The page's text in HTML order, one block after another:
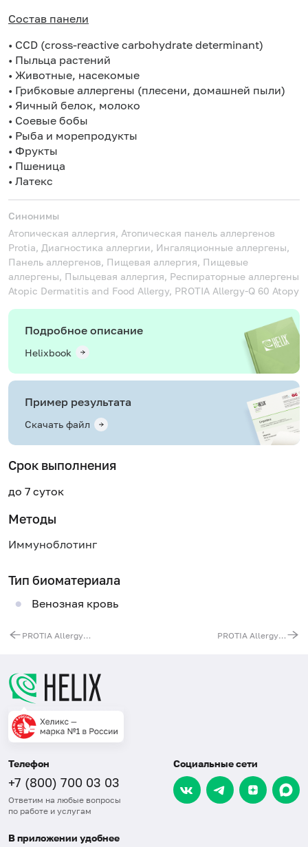
Состав панели
• CCD (cross-reactive carbohydrate determinant)
• Пыльца растений
• Животные, насекомые
• Грибковые аллергены (плесени, домашней пыли)
• Яичный белок, молоко
• Соевые бобы
• Рыба и морепродукты
• Фрукты
• Пшеница
• Латекс
Синонимы
Атопическая аллергия, Атопическая панель аллергенов
Protia, Диагностика аллергии, Ингаляционные аллергены,
Панель аллергенов, Пищевая аллергия, Пищевые
аллергены, Пыльцевая аллергия, Респираторные аллергены
Atopic Dermatitis and Food Allergy, PROTIA Allergy-Q 60 Atopy
Подробное описание
Helixbook
Пример результата
Скачать файл
Срок выполнения
до 7 суток
Методы
Иммуноблотинг
Тип биоматериала
Венозная кровь
PROTIA Allergy-Q: комплексный анализ на пищевые аллергены, IgE (60 аллергенов: основные пищевые и респираторные) PROTIA Allergy-Q: комплексный анализ на аллергию, IgE (91 аллерген: пищевые, респираторные, эпидермальные, бытовые, грибковые)
Телефон
+7 (800) 700 03 03
Ответим на любые вопросы
по работе и услугам
Социальные сети
В приложении удобнее